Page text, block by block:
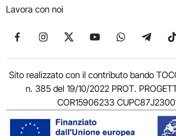
Lavora con noi
Seguici su Facebook
Seguici su Instagram
Seguici su X
Seguici suSeguici su
Seguici
Sito realizzato con il contributo bando
n. 385 del 19/10/2022 PROT.
COR15906233